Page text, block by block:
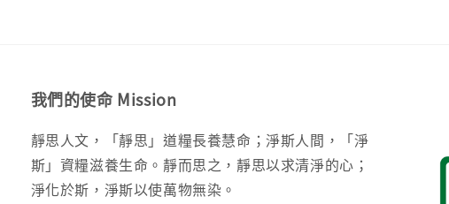
我們的使命 Mission
靜思人文，「靜思」道糧長養慧命；淨斯人間，「淨
斯」資糧滋養生命。靜而思之，靜思以求清淨的心；
淨化於斯，淨斯以使萬物無染。